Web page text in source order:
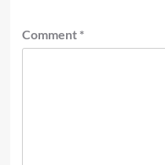
Comment *